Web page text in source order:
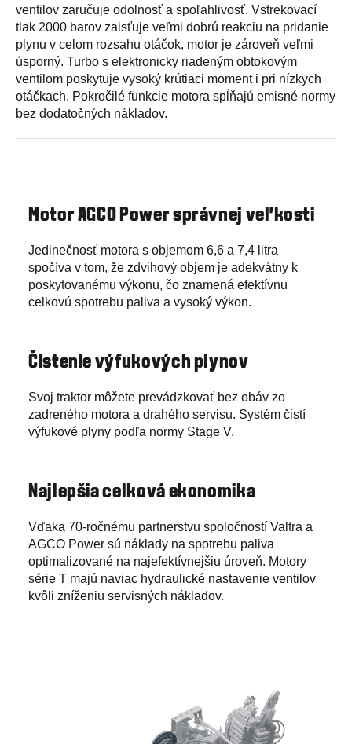
ventilov zaručuje odolnosť a spoľahlivosť. Vstrekovací
tlak 2000 barov zaisťuje veľmi dobrú reakciu na pridanie
plynu v celom rozsahu otáčok, motor je zároveň veľmi
úsporný. Turbo s elektronicky riadeným obtokovým
ventilom poskytuje vysoký krútiaci moment i pri nízkych
otáčkach. Pokročilé funkcie motora spĺňajú emisné normy
bez dodatočných nákladov.
Motor AGCO Power správnej veľkosti
Jedinečnosť motora s objemom 6,6 a 7,4 litra
spočíva v tom, že zdvihový objem je adekvátny k
poskytovanému výkonu, čo znamená efektívnu
celkovú spotrebu paliva a vysoký výkon.
Čistenie výfukových plynov
Svoj traktor môžete prevádzkovať bez obáv zo
zadreného motora a drahého servisu. Systém čistí
výfukové plyny podľa normy Stage V.
Najlepšia celková ekonomika
Vďaka 70-ročnému partnerstvu spoločností Valtra a
AGCO Power sú náklady na spotrebu paliva
optimalizované na najefektívnejšiu úroveň. Motory
série T majú naviac hydraulické nastavenie ventilov
kvôli zníženiu servisných nákladov.